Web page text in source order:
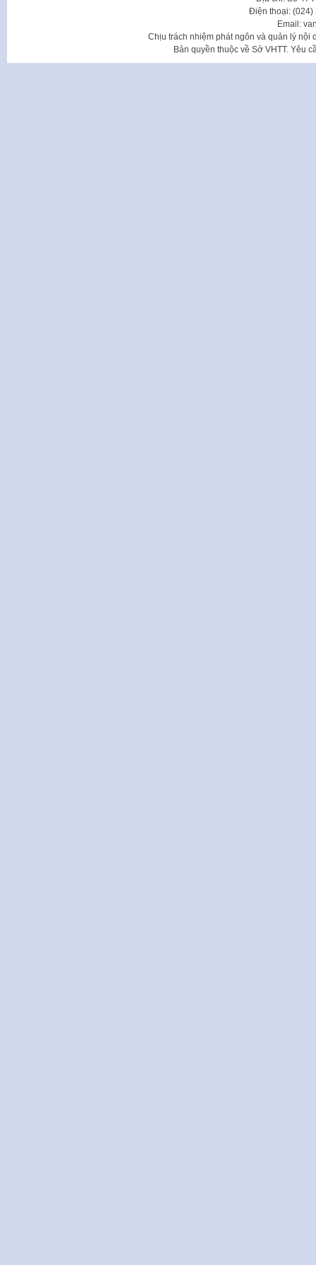
Điện thoại: (024)
Email:
Chịu trách nhiệm phát ngôn và quản lý nội
Bản quyền thuộc về Sở VHTT. Yêu